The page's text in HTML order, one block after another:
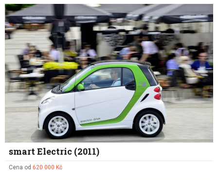
smart Electric (2011)
Cena od 620 000 Kč